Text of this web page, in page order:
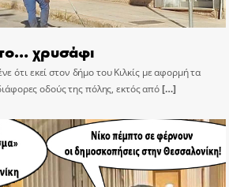
χρυσάφι
ότι εκεί στον δήμο του Κιλκίς με αφορμή τα
οδούς της πόλης, εκτός από[…]